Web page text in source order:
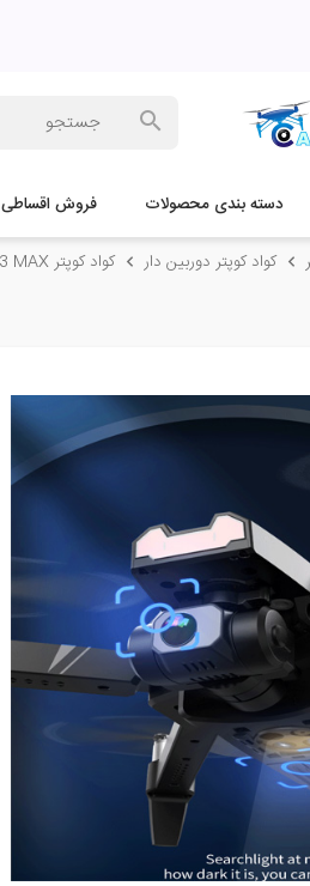
دسته بندی محصولات فروش اقساطی
کواد کوپتر دوربین دار کواد کوپتر GD93 MAX